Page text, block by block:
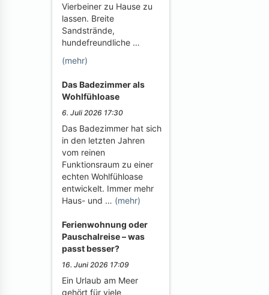
Vierbeiner zu Hause zu
lassen. Breite
Sandstrände,
hundefreundliche …
(mehr)
Das Badezimmer als
Wohlfühloase
6. Juli 2026 17:30
Das Badezimmer hat sich
in den letzten Jahren
vom reinen
Funktionsraum zu einer
echten Wohlfühloase
entwickelt. Immer mehr
Haus- und … (mehr)
Ferienwohnung oder
Pauschalreise – was
passt besser?
16. Juni 2026 17:09
Ein Urlaub am Meer
gehört für viele